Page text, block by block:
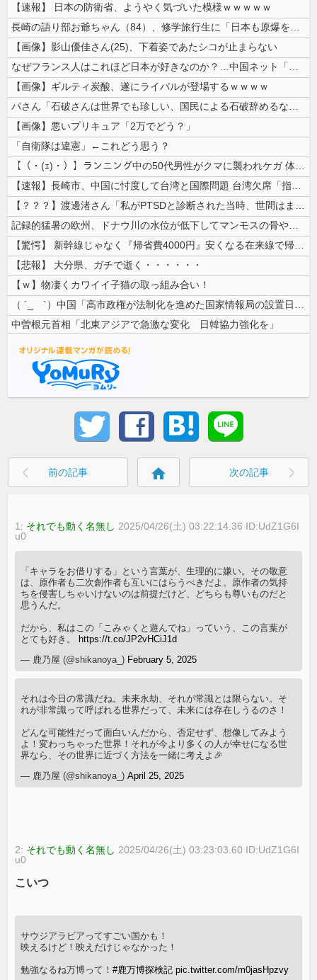
【速報】 日本の防衛省、ようやく気づいた模様ｗｗｗｗｗ
長崎の語り部お爺ちゃん（84）、修学旅行生に「日本も原爆を持たないと負...
【画像】影山優佳さん(25)、下着姿であたシコが止まらない
なぜフランス人はこれほど日本が好きなのか？…中国ネット「中国と北朝鮮を...
【画像】ギルティ炭酸、遂にライバルが登場するｗｗｗｗ
パさん「石破さんは世界でも珍しい、国民による石破辞めるなデモが自然発生...
【画像】悪いプリキュア「2万でどう？」
「自衛隊は違憲」←これどう思う？
【（・(ｪ)・）】ランニング中の50代男性がクマに襲われケガ 体長約1...
【速報】長崎市、中国に忖度して台湾と国際問題 台湾欠席「指定座席を使節...
【？？？】渡邊渚さん「私がPTSDと診断された当時、世間はまだPTSD...
記録的猛暑の欧州、ドナウ川の水位が低下してマンモスの骨や沈没したドイツ...
【驚愕】 新幹線じゃなく『帰省費4000円』安くなる在来線で帰省した結...
【悲報】 大分県、ガチで逝く・・・・・・
【ｗ】物凄くカワイイ子猫の取っ組み合い！
（ ´_ゝ`）中国「高市政権が法制化を進めた国家情報局の設置日が7月3...
中曽根元首相「北東アジアで急激な変化 日韓協力強化を」
前の記事 home 次の記事
1: それでも動く名無し 2025/04/26(土) 03:22:14.36 ID:UdZ1G6I
u0
「キャラをお借りする」という言葉が、生理的に嫌い。その敬意
は、原作者も二次創作者も互いにはらうべきだよ。原作者の気持
ちを侵害しちゃいけないのは前提だけど、どちらも尊いものだと
思うんだ。
だから、私はこの「こみゃくと遊んでね」っていう、この言葉が
とても好き。
https://t.co/JP2vHCiJ1d
— 鹿乃屋 (@shikanoya_) February 5, 2025
それは今日の常識だね。未来永劫、それが常識とは限らない。そ
れが非常識って呼ばれる世界だって、未来には存在しうるのさ！
どんな可能性だって面白いんだから、否定せず、想像してみよう
よ！変わっちゃった世界！それが今より多くの人が幸せになる世
界なら、その世界に近づく方法を一緒に考えよ🎉
— 鹿乃屋 (@shikanoya_)April 25, 2025
2: それでも動く名無し 2025/04/26(土) 03:23:03.60 ID:UdZ1G6I
u0
こいつ
サウジアラビアってすごい国かも！
映えるけど！映えだけじゃなかった！
勉強なるね万博って！#鹿万博探検記 pic.twitter.com/m0jasHpzvy